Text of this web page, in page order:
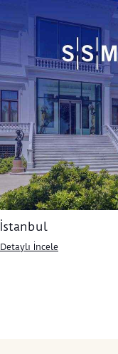
bu
İstanbul
Detaylı İncele